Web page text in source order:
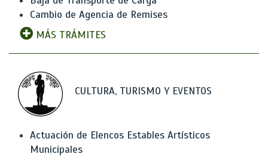
Cambio de Agencia de Remises
MÁS TRÁMITES
CULTURA, TURISMO Y EVENTOS
Actuación de Elencos Estables Artísticos
Municipales